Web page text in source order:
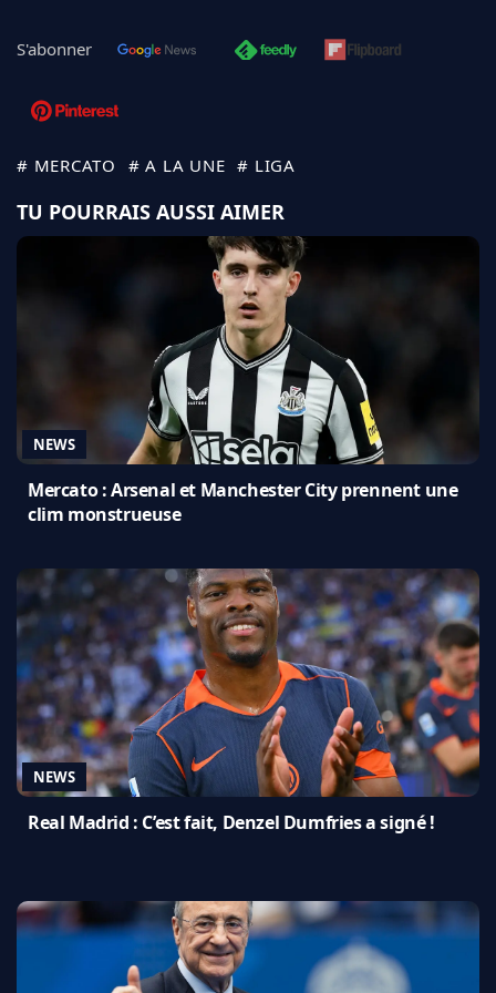
S'abonner
# MERCATO # A LA UNE # LIGA
TU POURRAIS AUSSI AIMER
NEWS
Mercato : Arsenal et Manchester City prennent une
clim monstrueuse
NEWS
Real Madrid : C’est fait, Denzel Dumfries a signé !